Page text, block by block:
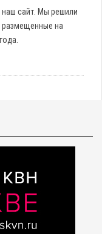
наш сайт. Мы решили
размещенные на